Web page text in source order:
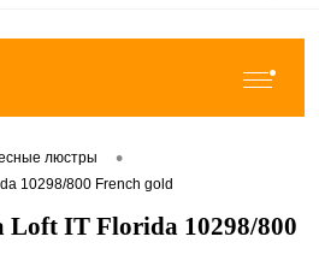
люстры •
10298/800 French gold
Loft IT Florida 10298/800